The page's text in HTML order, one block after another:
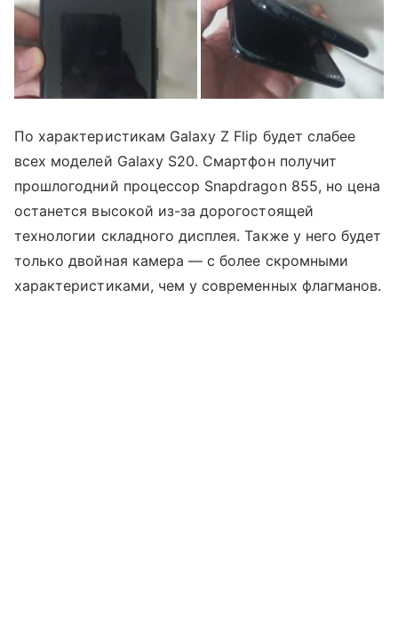
По характеристикам Galaxy Z Flip будет слабее
всех моделей Galaxy S20. Смартфон получит
прошлогодний процессор Snapdragon 855, но цена
останется высокой из-за дорогостоящей
технологии складного дисплея. Также у него будет
только двойная камера — с более скромными
характеристиками, чем у современных флагманов.